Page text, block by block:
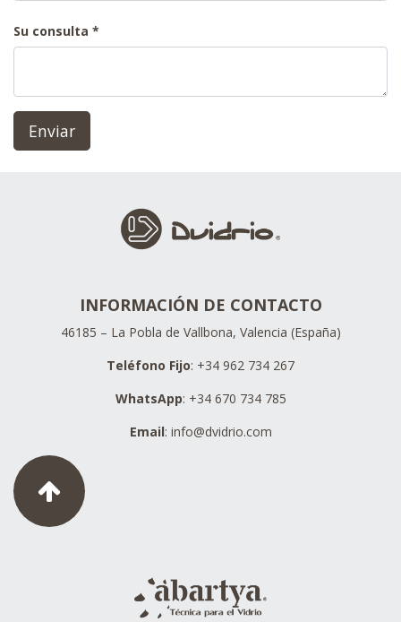
Su consulta
Enviar
INFORMACIÓN DE CONTACTO
46185 – La Pobla de Vallbona, Valencia (España)
Teléfono Fijo: +34 962 734 267
WhatsApp: +34 670 734 785
Email: info@dvidrio.com